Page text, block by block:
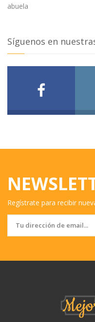
Síguenos en
Regístrate para recibir